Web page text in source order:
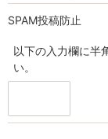
SPAM投稿防止
以下の入力欄に半
い。